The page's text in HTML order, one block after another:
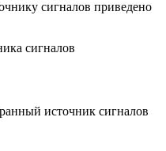
сигналов приведено
сигналов
источник сигналов